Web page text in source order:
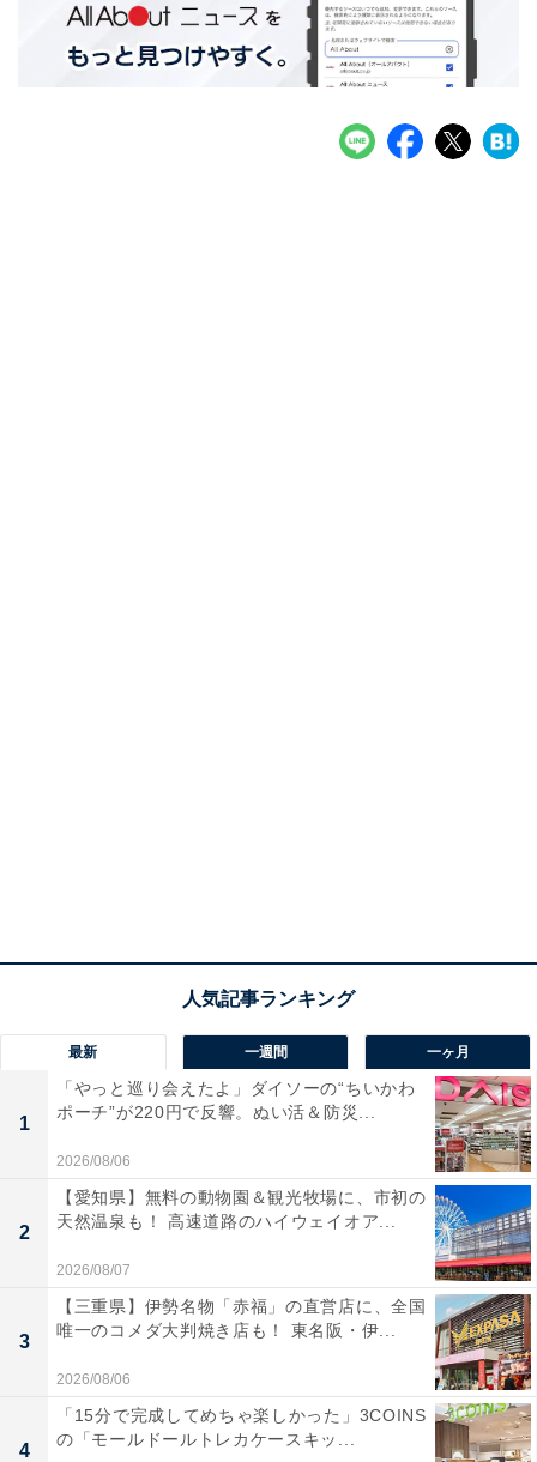
最新 一週間 一ヶ月
1
「やっと巡り会えたよ」ダイソーの“ちいかわ
ポーチ”が220円で反響。ぬい活＆防災...
2026/08/06
2
【愛知県】無料の動物園＆観光牧場に、市初の
天然温泉も！ 高速道路のハイウェイオア...
2026/08/07
3
【三重県】伊勢名物「赤福」の直営店に、全国
唯一のコメダ大判焼き店も！ 東名阪・伊...
2026/08/06
4
「15分で完成してめちゃ楽しかった」3COINS
の「モールドールトレカケースキッ...